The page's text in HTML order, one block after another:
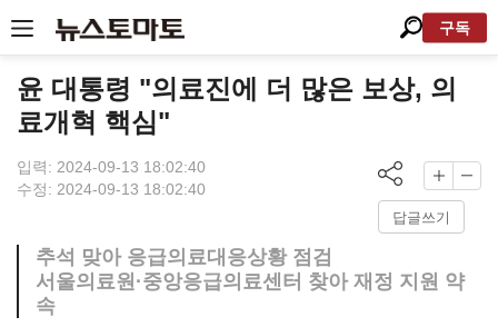
구독
윤 대통령 "의료진에 더 많은 보상, 의
료개혁 핵심"
입력: 2024-09-13 18:02:40
수정: 2024-09-13 18:02:40
답글쓰기
추석 맞아 응급의료대응상황 점검
서울의료원·중앙응급의료센터 찾아 재정 지원 약
속